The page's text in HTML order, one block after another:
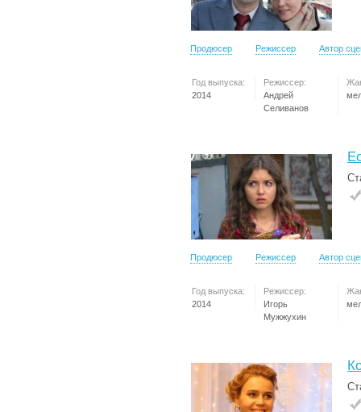
Продюсер Режиссер Автор
Год выпуска:
2014
Режиссер:
Андрей
Селиванов
Продюсер Режиссер Автор
Год выпуска:
2014
Режиссер:
Игорь
Мужжухин